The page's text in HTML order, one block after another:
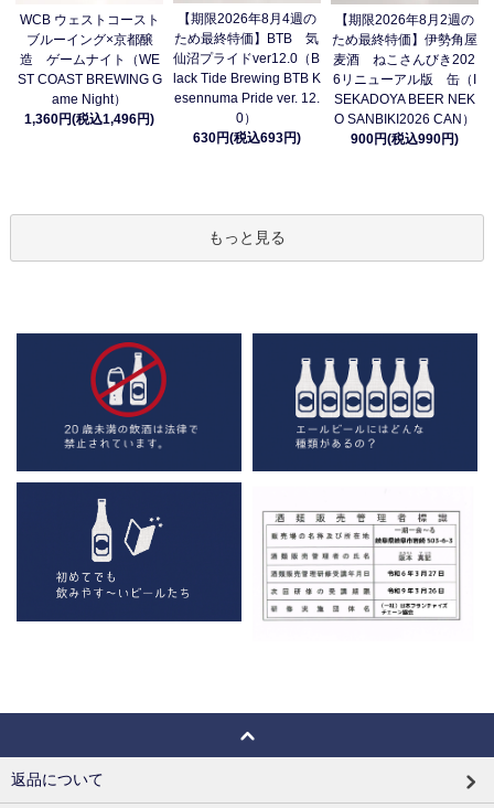
WCB ウェストコースト
ブルーイング×京都醸
造 ゲームナイト（WE
ST COAST BREWING G
ame Night）
1,360円(税込1,496円)
【期限2026年8月4週の
ため最終特価】BTB 気
仙沼プライドver12.0（B
lack Tide Brewing BTB K
esennuma Pride ver. 12.
0）
630円(税込693円)
【期限2026年8月2週の
ため最終特価】伊勢角屋
麦酒 ねこさんびき202
6リニューアル版 缶（I
SEKADOYA BEER NEK
O SANBIKI2026 CAN）
900円(税込990円)
もっと見る
返品について